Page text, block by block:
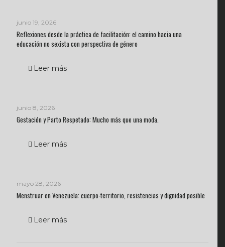
junio 19, 2026
Reflexiones desde la práctica de facilitación: el camino hacia una
educación no sexista con perspectiva de género
Leer más
junio 8, 2026
Gestación y Parto Respetado: Mucho más que una moda.
Leer más
mayo 28, 2026
Menstruar en Venezuela: cuerpo-territorio, resistencias y dignidad posible
Leer más